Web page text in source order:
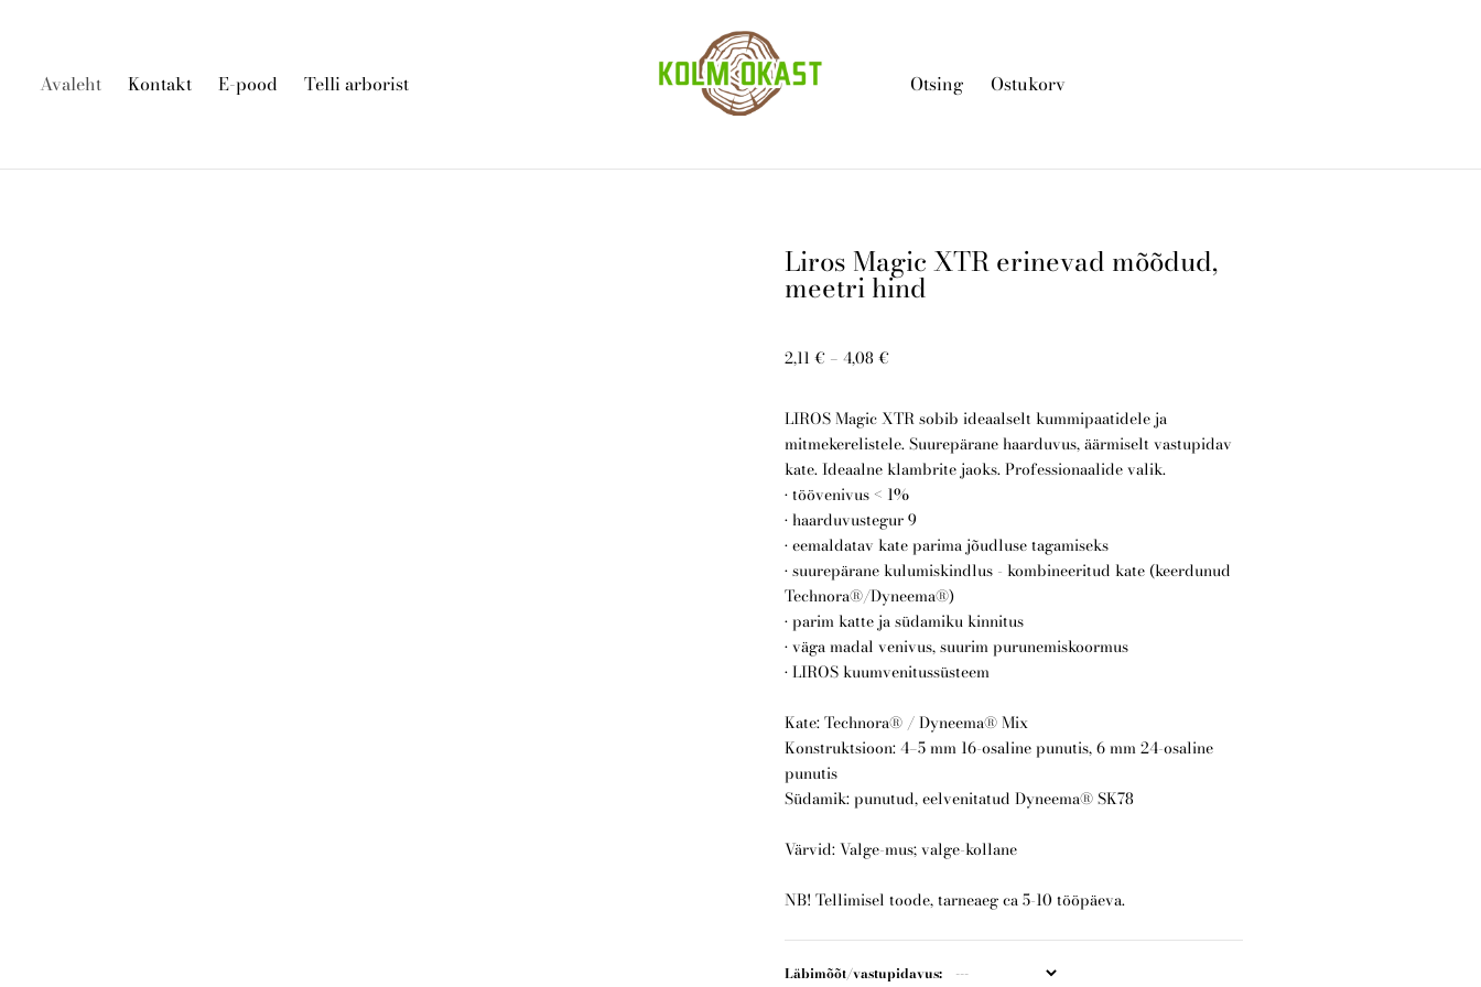
Avaleht Kontakt E-pood Telli arborist Otsing Ostukorv
Liros Magic XTR erinevad mõõdud,
meetri hind
2,11 € – 4,08 €
LIROS Magic XTR sobib ideaalselt kummipaatidele ja
mitmekerelistele. Suurepärane haarduvus, äärmiselt vastupidav
kate. Ideaalne klambrite jaoks. Professionaalide valik.
• töövenivus < 1%
• haarduvustegur 9
• eemaldatav kate parima jõudluse tagamiseks
• suurepärane kulumiskindlus - kombineeritud kate (keerdunud
Technora®/Dyneema®)
• parim katte ja südamiku kinnitus
• väga madal venivus, suurim purunemiskoormus
• LIROS kuumvenitussüsteem
Kate: Technora® / Dyneema® Mix
Konstruktsioon: 4–5 mm 16-osaline punutis, 6 mm 24-osaline
punutis
Südamik: punutud, eelvenitatud Dyneema® SK78
Värvid: Valge-mus; valge-kollane
NB! Tellimisel toode, tarneaeg ca 5-10 tööpäeva.
Läbimõõt/vastupidavus